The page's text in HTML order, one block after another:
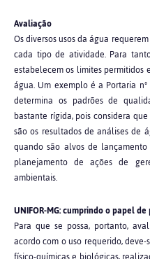
Avaliação
Os diversos usos da água
cada tipo de atividade. Para
estabelecem os limites permitidos
água. Um exemplo é a Portaria
determina os padrões de
bastante rígida, pois considera
são os resultados de análises de
quando são alvos de
planejamento de ações de
ambientais.
UNIFOR-MG: cumprindo o papel
Para que se possa, portanto,
acordo com o uso requerido,